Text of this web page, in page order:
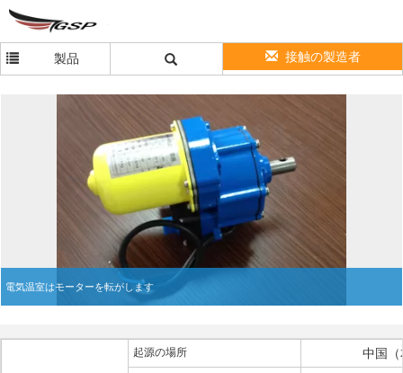
製品 接触の製造者
電気温室はモーターを転がします
起源の場所 中国